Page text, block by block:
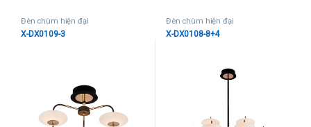
Đèn chùm hiện đại
X-DX0109-3
Đèn chùm hiện đại
X-DX0108-8+4